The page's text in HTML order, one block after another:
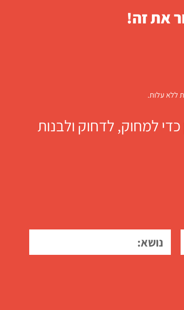
את זה!
ללא עלות.
למחוק, לדחוק ולבנות